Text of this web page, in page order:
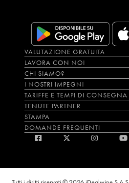
VALUTAZIONE GRATUITA
LAVORA CON NOI
CHI SIAMO?
I NOSTRI IMPEGNI
TARIFFE E TEMPI DI CONSEGNA
TENUTE PARTNER
STAMPA
DOMANDE FREQUENTI